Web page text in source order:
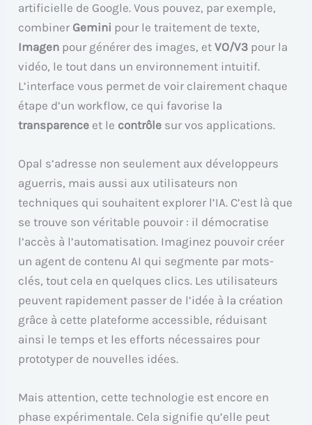
artificielle de Google. Vous pouvez, par exemple,
combiner Gemini pour le traitement de texte,
Imagen pour générer des images, etVO/V3 pour la
vidéo, le tout dans un environnement intuitif.
L’interface vous permet de voir clairement chaque
étape d’un workflow, ce qui favorise la
transparence et le contrôle sur vos applications.
Opal s’adresse non seulement aux développeurs
aguerris, mais aussi aux utilisateurs non
techniques qui souhaitent explorer l’IA. C’est là que
se trouve son véritable pouvoir : il démocratise
l’accès à l’automatisation. Imaginez pouvoir créer
un agent de contenu AI qui segmente par mots-
clés, tout cela en quelques clics. Les utilisateurs
peuvent rapidement passer de l’idée à la création
grâce à cette plateforme accessible, réduisant
ainsi le temps et les efforts nécessaires pour
prototyper de nouvelles idées.
Mais attention, cette technologie est encore en
phase expérimentale. Cela signifie qu’elle peut